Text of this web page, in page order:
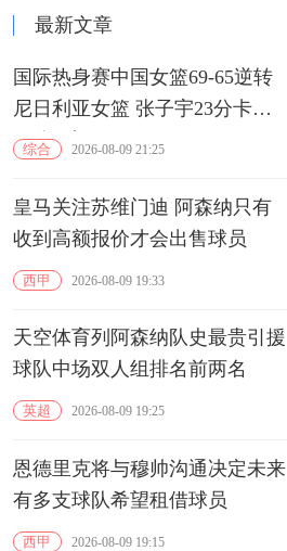
最新文章
国际热身赛中国女篮69-65逆转
尼日利亚女篮 张子宇23分卡鲁
13分3助
综合 2026-08-09 21:25
皇马关注苏维门迪 阿森纳只有
收到高额报价才会出售球员
西甲 2026-08-09 19:33
天空体育列阿森纳队史最贵引援
球队中场双人组排名前两名
英超 2026-08-09 19:25
恩德里克将与穆帅沟通决定未来
有多支球队希望租借球员
西甲 2026-08-09 19:15